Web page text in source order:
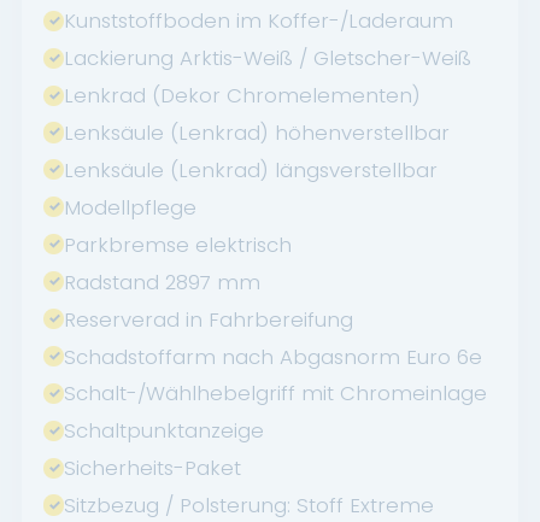
Kunststoffboden im Koffer-/Laderaum
Lackierung Arktis-Weiß / Gletscher-Weiß
Lenkrad (Dekor Chromelementen)
Lenksäule (Lenkrad) höhenverstellbar
Lenksäule (Lenkrad) längsverstellbar
Modellpflege
Parkbremse elektrisch
Radstand 2897 mm
Reserverad in Fahrbereifung
Schadstoffarm nach Abgasnorm Euro 6e
Schalt-/Wählhebelgriff mit Chromeinlage
Schaltpunktanzeige
Sicherheits-Paket
Sitzbezug / Polsterung: Stoff Extreme